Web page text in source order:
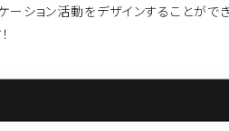
ション活動をデザインすることがで